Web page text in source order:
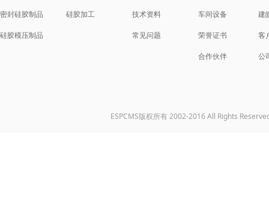
密封硅胶制品
硅胶模压制品
硅胶加工 技术资料
常见问题
车间设备 建
荣誉证书 客
合作伙伴 公
ESPCMS版权所有 2002-2016 All Rights